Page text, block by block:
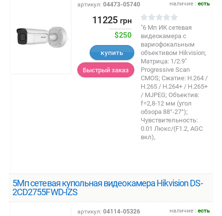
наличие :есть
артикул: 04473-05740
11225 грн
$250
купить
Быстрый заказ
"6 Мп ИК сетевая
видеокамера с
вариофокальным
объективом Hikvision;
Матрица: 1/2.9"
Progressive Scan
CMOS; Сжатие: H.264 /
Н.265 / H.264+ / Н.265+
/ MJPEG; Объектив:
f=2,8-12 мм (угол
обзора 88°-27°);
Чувствительность:
0.01 Люкс/(F1.2, AGC
вкл),
5Мп сетевая купольная видеокамера Hikvision DS-
2CD2755FWD-IZS
наличие :есть
артикул: 04114-05326